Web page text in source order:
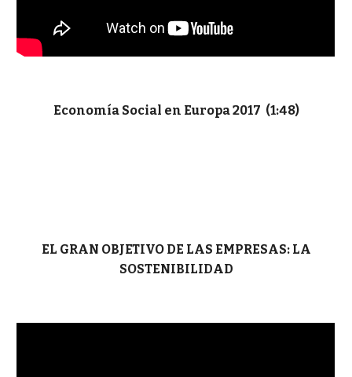
Economía Social en Europa 2017 (1:48)
EL GRAN OBJETIVO DE LAS EMPRESAS: LA
SOSTENIBILIDAD